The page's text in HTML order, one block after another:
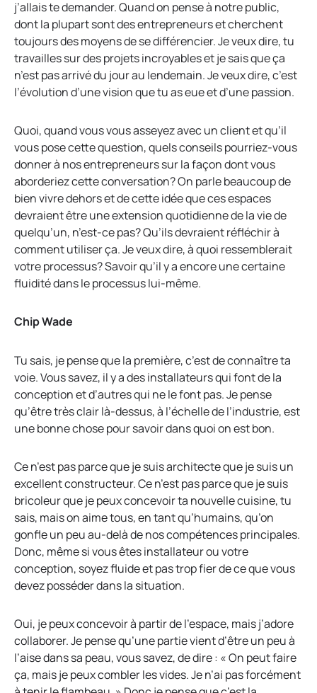
j’allais te demander. Quand on pense à notre public,
dont la plupart sont des entrepreneurs et cherchent
toujours des moyens de se différencier. Je veux dire, tu
travailles sur des projets incroyables et je sais que ça
n’est pas arrivé du jour au lendemain. Je veux dire, c’est
l’évolution d’une vision que tu as eue et d’une passion.
Quoi, quand vous vous asseyez avec un client et qu’il
vous pose cette question, quels conseils pourriez-vous
donner à nos entrepreneurs sur la façon dont vous
aborderiez cette conversation? On parle beaucoup de
bien vivre dehors et de cette idée que ces espaces
devraient être une extension quotidienne de la vie de
quelqu’un, n’est-ce pas? Qu’ils devraient réfléchir à
comment utiliser ça. Je veux dire, à quoi ressemblerait
votre processus? Savoir qu’il y a encore une certaine
fluidité dans le processus lui-même.
Chip Wade
Tu sais, je pense que la première, c’est de connaître ta
voie. Vous savez, il y a des installateurs qui font de la
conception et d’autres qui ne le font pas. Je pense
qu’être très clair là-dessus, à l’échelle de l’industrie, est
une bonne chose pour savoir dans quoi on est bon.
Ce n’est pas parce que je suis architecte que je suis un
excellent constructeur. Ce n’est pas parce que je suis
bricoleur que je peux concevoir ta nouvelle cuisine, tu
sais, mais on aime tous, en tant qu’humains, qu’on
gonfle un peu au-delà de nos compétences principales.
Donc, même si vous êtes installateur ou votre
conception, soyez fluide et pas trop fier de ce que vous
devez posséder dans la situation.
Oui, je peux concevoir à partir de l’espace, mais j’adore
collaborer. Je pense qu’une partie vient d’être un peu à
l’aise dans sa peau, vous savez, de dire : « On peut faire
ça, mais je peux combler les vides. Je n’ai pas forcément